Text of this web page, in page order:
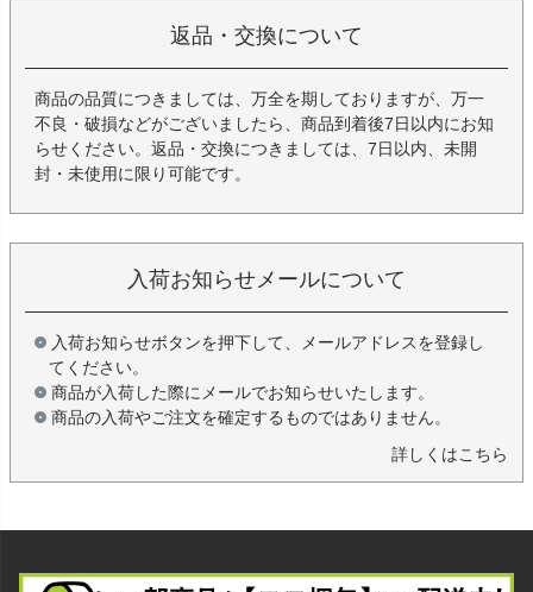
返品・交換について
商品の品質につきましては、万全を期しておりますが、万一
不良・破損などがございましたら、商品到着後7日以内にお知
らせください。返品・交換につきましては、7日以内、未開
封・未使用に限り可能です。
入荷お知らせメールについて
入荷お知らせボタンを押下して、メールアドレスを登録し
てください。
商品が入荷した際にメールでお知らせいたします。
商品の入荷やご注文を確定するものではありません。
詳しくはこちら